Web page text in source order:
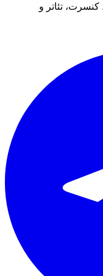
تئاتر و